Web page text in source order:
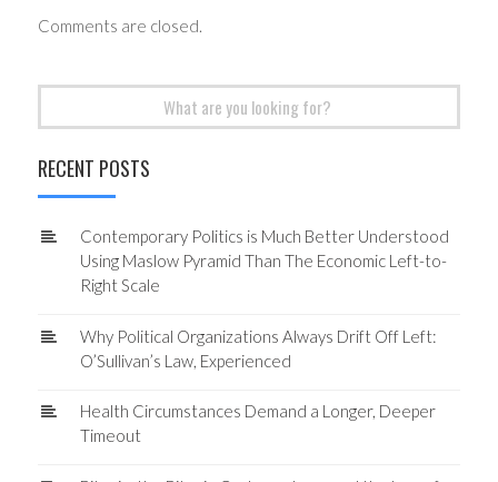
Comments are closed.
RECENT POSTS
Contemporary Politics is Much Better Understood
Using Maslow Pyramid Than The Economic Left-to-
Right Scale
Why Political Organizations Always Drift Off Left:
O’Sullivan’s Law, Experienced
Health Circumstances Demand a Longer, Deeper
Timeout